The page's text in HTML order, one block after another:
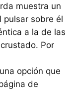
muestra un
pulsar sobre él
a la de las
Por
opción que
de